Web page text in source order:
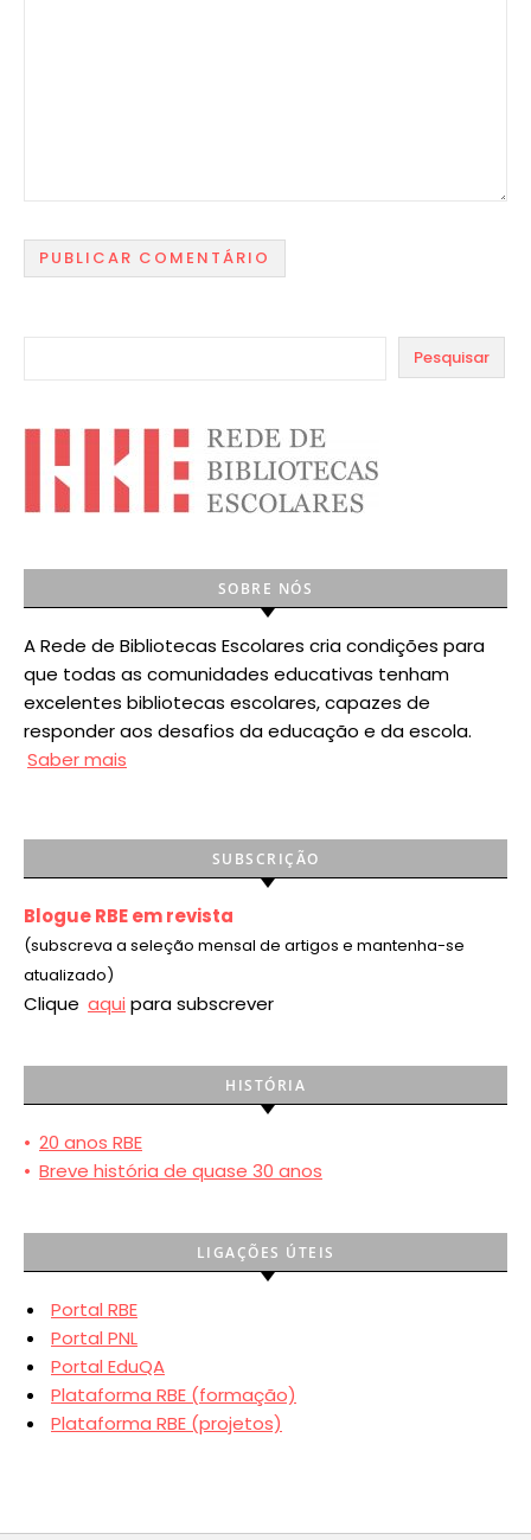
Pesquisar
SOBRE NÓS
A Rede de Bibliotecas Escolares cria condições para
que todas as comunidades educativas tenham
excelentes bibliotecas escolares, capazes de
responder aos desafios da educação e da escola.
Saber mais
SUBSCRIÇÃO
Blogue RBE em revista
(subscreva a seleção mensal de artigos e mantenha-se
atualizado)
Clique aqui para subscrever
HISTÓRIA
• 20 anos RBE
• Breve história de quase 30 anos
LIGAÇÕES ÚTEIS
Portal RBE
Portal PNL
Portal EduQA
Plataforma RBE (formação)
Plataforma RBE (projetos)